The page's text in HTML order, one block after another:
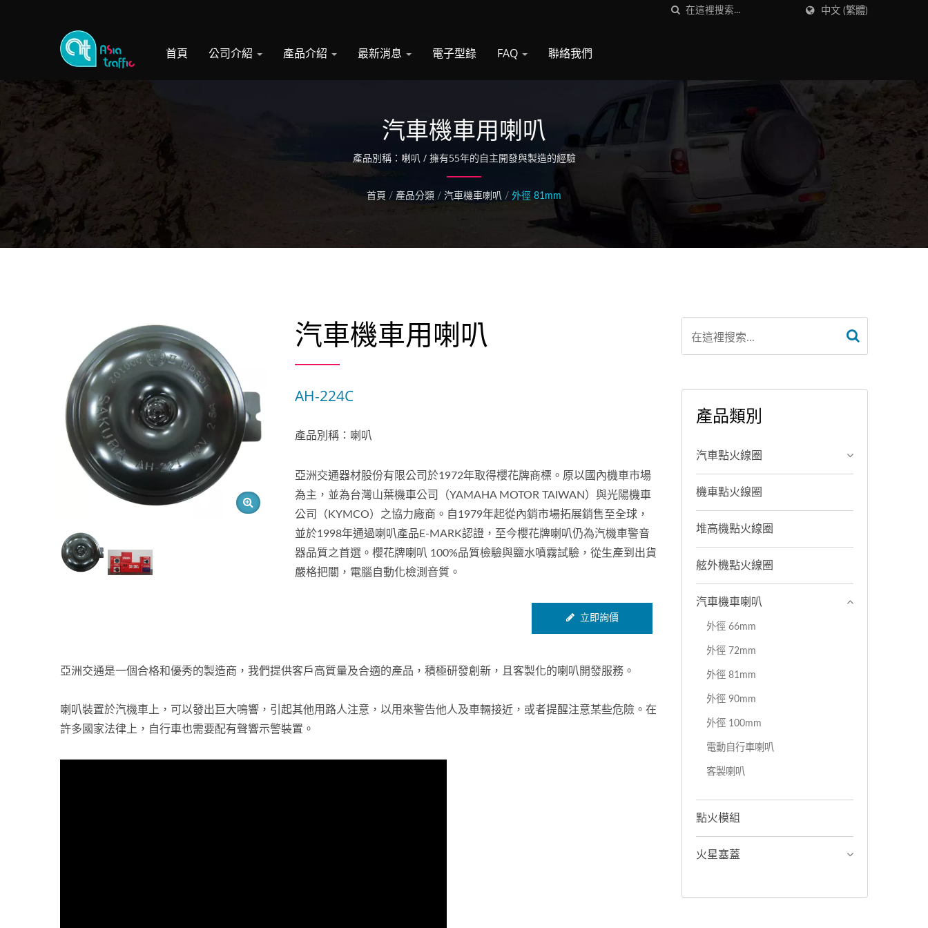
中文 (繁體)
首頁 公司介紹 產品介紹 最新消息 電子型錄 FAQ 聯絡我們
汽車機車用喇叭
產品別稱：喇叭 / 擁有55年的自主開發與製造的經驗
首頁 / 產品分類 / 汽車機車喇叭 / 外徑 81mm
汽車機車用喇叭
AH-224C
產品別稱：喇叭
亞洲交通器材股份有限公司於1972年取得櫻花牌商標。原以國內機車市場
為主，並為台灣山葉機車公司（YAMAHA MOTOR TAIWAN）與光陽機車
公司（KYMCO）之協力廠商。自1979年起從內銷市場拓展銷售至全球，
並於1998年通過喇叭產品E-MARK認證，至今櫻花牌喇叭仍為汽機車警音
器品質之首選。櫻花牌喇叭 100%品質檢驗與鹽水噴霧試驗，從生產到出貨
嚴格把關，電腦自動化檢測音質。
立即詢價
亞洲交通是一個合格和優秀的製造商，我們提供客戶高質量及合適的產品，積極研發創新，且客製化的喇叭開發服務。
喇叭裝置於汽機車上，可以發出巨大鳴響，引起其他用路人注意，以用來警告他人及車輛接近，或者提醒注意某些危險。在
許多國家法律上，自行車也需要配有聲響示警裝置。
產品類別
汽車點火線圈
機車點火線圈
堆高機點火線圈
舷外機點火線圈
汽車機車喇叭
外徑 66mm
外徑 72mm
外徑 81mm
外徑 90mm
外徑 100mm
電動自行車喇叭
客製喇叭
點火模組
火星塞蓋